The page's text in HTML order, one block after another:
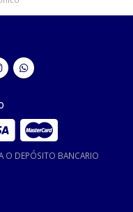
O DEPÓSITO BANCARIO